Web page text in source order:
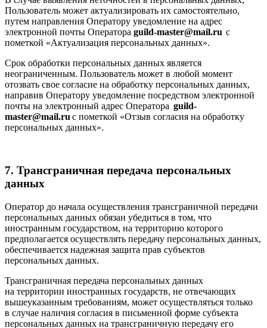
Пользователь может актуализировать их самостоятельно,
путем направления Оператору уведомление на адрес
электронной почты Оператора guild-master@mail.ru с
пометкой «Актуализация персональных данных».
Срок обработки персональных данных является
неограниченным. Пользователь может в любой момент
отозвать свое согласие на обработку персональных данных,
направив Оператору уведомление посредством электронной
почты на электронный адрес Оператора guild-
master@mail.ru с пометкой «Отзыв согласия на обработку
персональных данных».
7. Трансграничная передача персональных
данных
Оператор до начала осуществления трансграничной передачи
персональных данных обязан убедиться в том, что
иностранным государством, на территорию которого
предполагается осуществлять передачу персональных данных,
обеспечивается надежная защита прав субъектов
персональных данных.
Трансграничная передача персональных данных
на территории иностранных государств, не отвечающих
вышеуказанным требованиям, может осуществляться только
в случае наличия согласия в письменной форме субъекта
персональных данных на трансграничную передачу его